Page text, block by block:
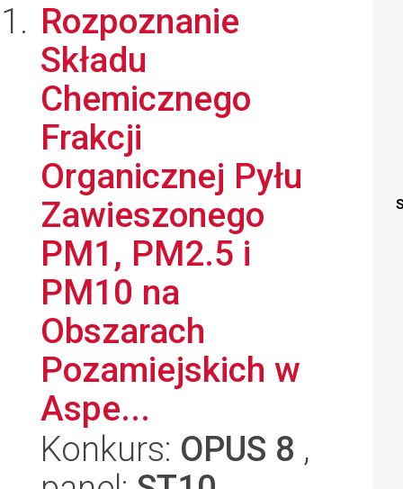
Rozpoznanie
Składu
Chemicznego
Frakcji
Organicznej Pyłu
Zawieszonego
PM1, PM2.5 i
PM10 na
Obszarach
Pozamiejskich w
Aspe...
Konkurs: OPUS 8 ,